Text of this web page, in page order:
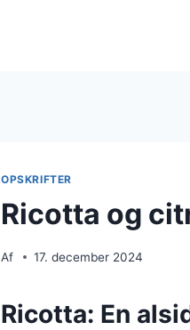
OPSKRIFTER
Ricotta og
Af 17. december 2024
Ricotta: En